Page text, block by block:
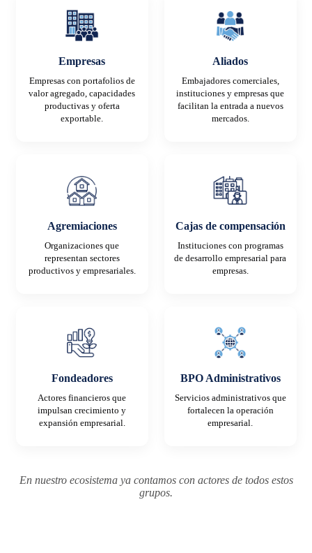
Empresas
Empresas con portafolios de
valor agregado, capacidades
productivas y oferta
exportable.
Aliados
Embajadores comerciales,
instituciones y empresas que
facilitan la entrada a nuevos
mercados.
Agremiaciones
Organizaciones que
representan sectores
productivos y empresariales.
Cajas de compensación
Instituciones con programas
de desarrollo empresarial para
empresas.
Fondeadores
Actores financieros que
impulsan crecimiento y
expansión empresarial.
BPO Administrativos
Servicios administrativos que
fortalecen la operación
empresarial.
En nuestro ecosistema ya contamos con actores de todos estos
grupos.